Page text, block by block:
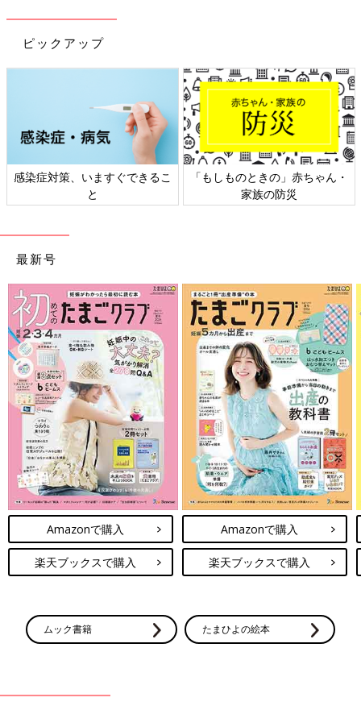
ピックアップ
感染症対策、いますぐできるこ
と
「もしものときの」赤ちゃん・
家族の防災
最新号
Amazonで購入
楽天ブックスで購入
Amazonで購入
楽天ブックスで購入
ムック書籍 たまひよの絵本